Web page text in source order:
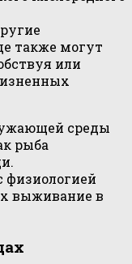
также могут
или
среды
рыба
физиологией
выживание в